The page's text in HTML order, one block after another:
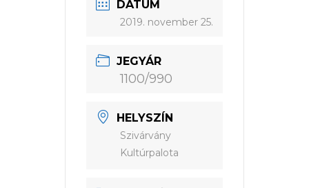
DÁTUM
2019. november 25.
JEGYÁR
1100/990
HELYSZÍN
Szivárvány
Kultúrpalota